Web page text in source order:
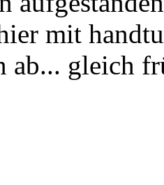
mit
ab... gleich